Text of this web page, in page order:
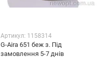
Артикул: 1158314
G-Aira 651 беж з. Під
замовлення 5-7 днів